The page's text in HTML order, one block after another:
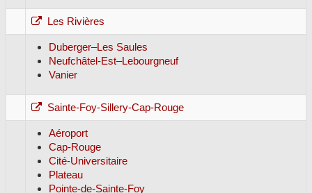
Les Rivières
Duberger–Les Saules
Neufchâtel-Est–Lebourgneuf
Vanier
Sainte-Foy-Sillery-Cap-Rouge
Aéroport
Cap-Rouge
Cité-Universitaire
Plateau
Pointe-de-Sainte-Foy